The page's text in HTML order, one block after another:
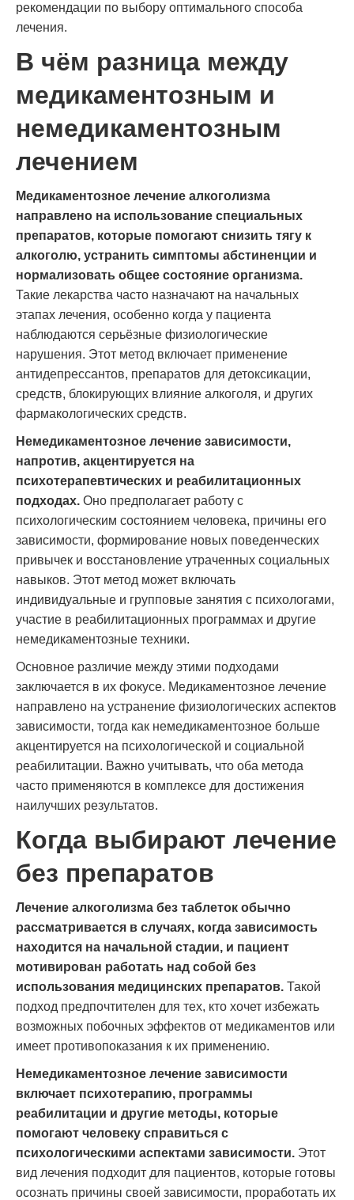
рекомендации по выбору оптимального способа
лечения.
В чём разница между
медикаментозным и
немедикаментозным
лечением
Медикаментозное лечение алкоголизма
направлено на использование специальных
препаратов, которые помогают снизить тягу к
алкоголю, устранить симптомы абстиненции и
нормализовать общее состояние организма.
Такие лекарства часто назначают на начальных
этапах лечения, особенно когда у пациента
наблюдаются серьёзные физиологические
нарушения. Этот метод включает применение
антидепрессантов, препаратов для детоксикации,
средств, блокирующих влияние алкоголя, и других
фармакологических средств.
Немедикаментозное лечение зависимости,
напротив, акцентируется на
психотерапевтических и реабилитационных
подходах. Оно предполагает работу с
психологическим состоянием человека, причины его
зависимости, формирование новых поведенческих
привычек и восстановление утраченных социальных
навыков. Этот метод может включать
индивидуальные и групповые занятия с психологами,
участие в реабилитационных программах и другие
немедикаментозные техники.
Основное различие между этими подходами
заключается в их фокусе. Медикаментозное лечение
направлено на устранение физиологических аспектов
зависимости, тогда как немедикаментозное больше
акцентируется на психологической и социальной
реабилитации. Важно учитывать, что оба метода
часто применяются в комплексе для достижения
наилучших результатов.
Когда выбирают лечение
без препаратов
Лечение алкоголизма без таблеток обычно
рассматривается в случаях, когда зависимость
находится на начальной стадии, и пациент
мотивирован работать над собой без
использования медицинских препаратов. Такой
подход предпочтителен для тех, кто хочет избежать
возможных побочных эффектов от медикаментов или
имеет противопоказания к их применению.
Немедикаментозное лечение зависимости
включает психотерапию, программы
реабилитации и другие методы, которые
помогают человеку справиться с
психологическими аспектами зависимости. Этот
вид лечения подходит для пациентов, которые готовы
осознать причины своей зависимости, проработать их